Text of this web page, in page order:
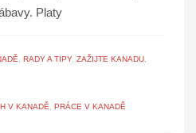
Platy
, RADY A TIPY, ZAŽIJTE KANADU,
V KANADĚ, PRÁCE V KANADĚ